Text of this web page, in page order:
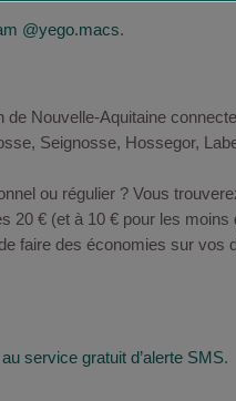
@yego.macs.
Nouvelle-Aquitaine
Seignosse, Hossegor,
ou régulier ? Vous
20 € (et à 10 € pour les
faire des économies sur vos
service gratuit d’alerte SMS.